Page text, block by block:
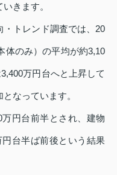
きます。
・トレンド調査では、20
体のみ）の平均が約3,10
万円台へと上昇して
なっています。
円台前半とされ、建物
台半ば前後という結果